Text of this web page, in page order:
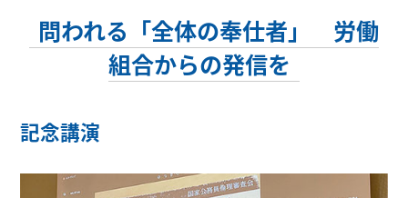
問われる「全体の奉仕者」 労働
組合からの発信を
記念講演